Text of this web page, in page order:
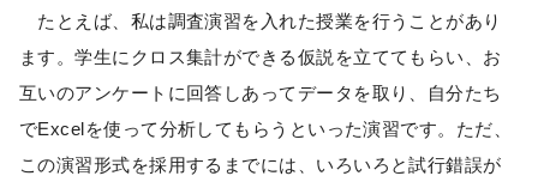
たとえば、私は調査演習を入れた授業を行うことがあり
ます。学生にクロス集計ができる仮説を立ててもらい、お
互いのアンケートに回答しあってデータを取り、自分たち
でExcelを使って分析してもらうといった演習です。ただ、
この演習形式を採用するまでには、いろいろと試行錯誤が